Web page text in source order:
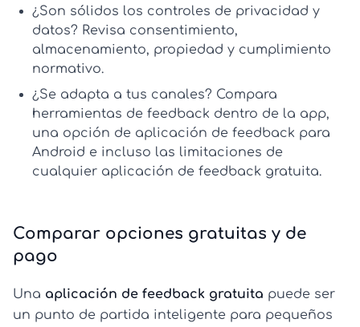
¿Son sólidos los controles de privacidad y
datos? Revisa consentimiento,
almacenamiento, propiedad y cumplimiento
normativo.
¿Se adapta a tus canales? Compara
herramientas de feedback dentro de la app,
una opción de aplicación de feedback para
Android e incluso las limitaciones de
cualquier aplicación de feedback gratuita.
Comparar opciones gratuitas y de
pago
Una aplicación de feedback gratuita puede ser
un punto de partida inteligente para pequeños